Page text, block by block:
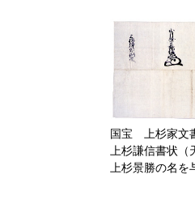
国宝 上杉家文
上杉謙信書状
上杉景勝の名